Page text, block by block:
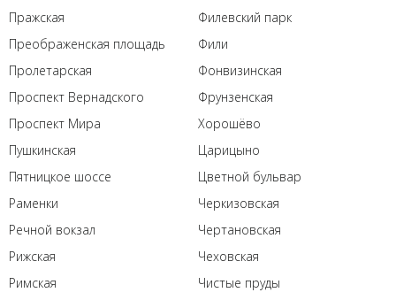
Пражская
Преображенская площадь
Пролетарская
Проспект Вернадского
Проспект Мира
Пушкинская
Пятницкое шоссе
Раменки
Речной вокзал
Рижская
Римская
Филевский парк
Фили
Фонвизинская
Фрунзенская
Хорошёво
Царицыно
Цветной бульвар
Черкизовская
Чертановская
Чеховская
Чистые пруды